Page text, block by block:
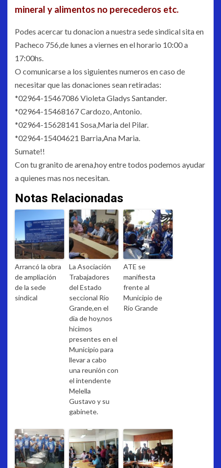
mineral y alimentos no perecederos etc.
Podes acercar tu donacion a nuestra sede sindical sita en
Pacheco 756,de lunes a viernes en el horario 10:00 a
17:00hs.
O comunicarse a los siguientes numeros en caso de
necesitar que las donaciones sean retiradas:
*02964-15467086 Violeta Gladys Santander.
*02964-15468167 Cardozo, Antonio.
*02964-15628141 Sosa,Maria del Pilar.
*02964-15404621 Barria,Ana Maria.
Sumate!!
Con tu granito de arena,hoy entre todos podemos ayudar
a quienes mas nos necesitan.
Notas Relacionadas
Arrancó la obra
de ampliación
de la sede
sindical
La Asociación
Trabajadores
del Estado
seccional Río
Grande,en el
dia de hoy,nos
hicimos
presentes en el
Municipio para
llevar a cabo
una reunión con
el intendente
Melella
Gustavo y su
gabinete.
ATE se
manifiesta
frente al
Municipio de
Río Grande